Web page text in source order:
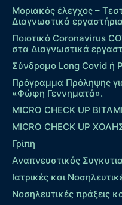
Μοριακός έλεγχος –
Διαγνωστικά
Ποιοτικό Coronavirus
στα Διαγνωστικά
Σύνδρομο Long Covid ή
Πρόγραμμα Πρόληψης
«Φώφη Γεννηματά».
MICRO CHECK UP
MICRO CHECK UP
Γρίπη
Αναπνευστικός
Ιατρικές και
Νοσηλευτικές πράξεις